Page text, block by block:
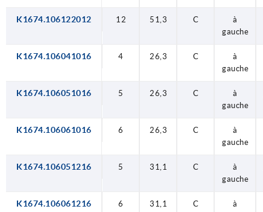
K1674.106122012 12 51,3 C
à
gauche
K1674.106041016 4 26,3 C
à
gauche
K1674.106051016 5 26,3 C
à
gauche
K1674.106061016 6 26,3 C
à
gauche
K1674.106051216 5 31,1 C
à
gauche
K1674.106061216 6 31,1 C
à